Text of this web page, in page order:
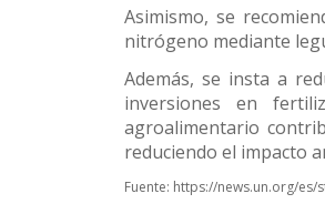
Asimismo, se
nitrógeno mediante
Además, se insta a
inversiones en
agroalimentario
reduciendo el impacto
Fuente: https://news.un.org/es/